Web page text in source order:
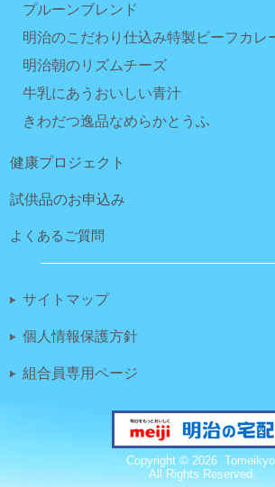
プルーンブレンド
明治のこだわり仕込み特製ビーフカレ
明治朝のリズムチーズ
牛乳にあうおいしい青汁
きわだつ逸品なめらかとうふ
健康プロジェクト
試供品のお申込み
よくあるご質問
サイトマップ
個人情報保護方針
組合員専用ページ
Copyright © 2026 Tomeikyo.
All Rights Reserved.